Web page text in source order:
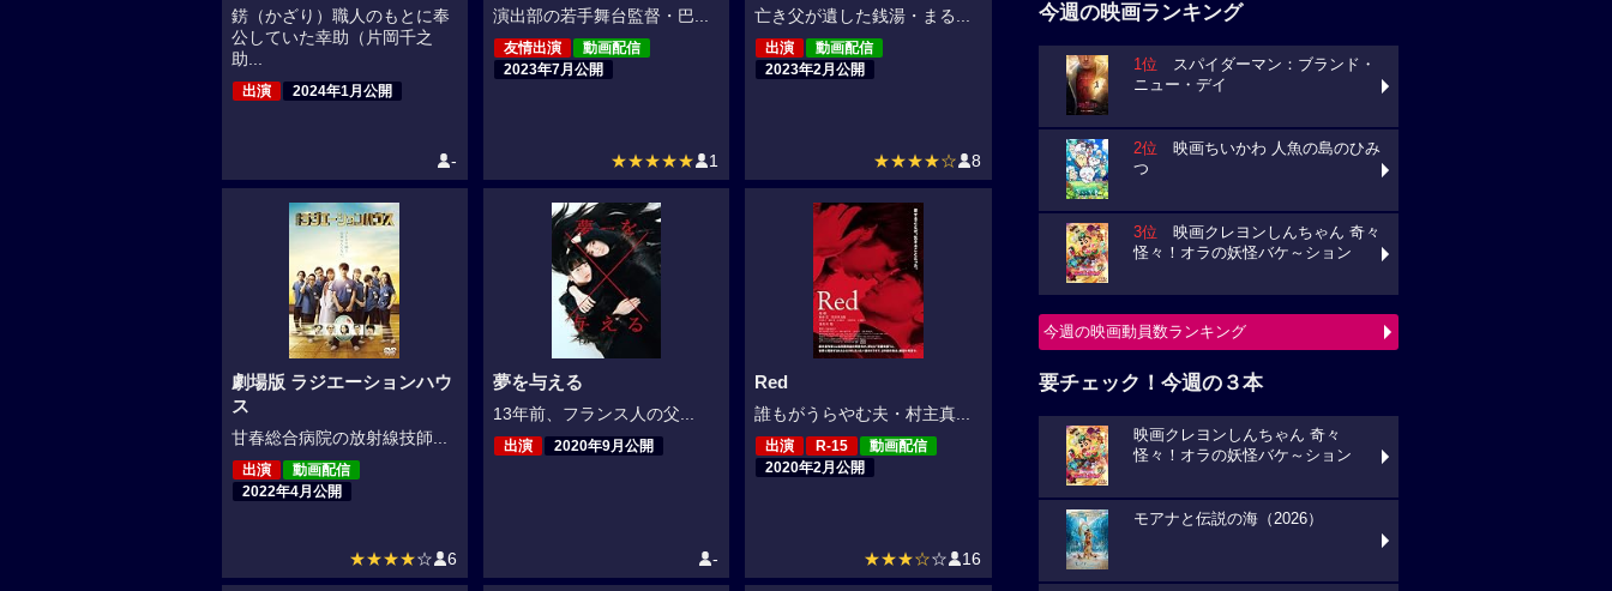
錺（かざり）職人のもとに奉
公していた幸助（片岡千之
助...
出演 2024年1月公開
-
演出部の若手舞台監督・巴...
友情出演
動画配信
2023年7月公開
★★★★★ 1
亡き父が遺した銭湯・まる...
出演
動画配信
2023年2月公開
★★★★☆ 8
劇場版 ラジエーションハウ
ス
甘春総合病院の放射線技師...
出演
動画配信
2022年4月公開
★★★★☆ 6
夢を与える
13年前、フランス人の父...
出演 2020年9月公開
-
Red
誰もがうらやむ夫・村主真...
出演 R-15
動画配信
2020年2月公開
★★★☆☆ 16
今週の映画ランキング
1位 スパイダーマン：ブランド・
ニュー・デイ
2位 映画ちいかわ 人魚の島のひみ
つ
3位 映画クレヨンしんちゃん 奇々
怪々！オラの妖怪バケ～ション
今週の映画動員数ランキング
要チェック！今週の３本
映画クレヨンしんちゃん 奇々
怪々！オラの妖怪バケ～ション
モアナと伝説の海（2026）